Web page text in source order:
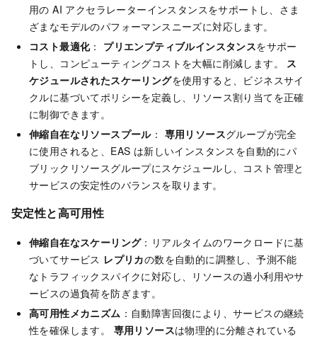
用の AI アクセラレーターインスタンスをサポートし、さま
ざまなモデルのパフォーマンスニーズに対応します。
コスト最適化： プリエンプティブルインスタンスをサポー
トし、コンピューティングコストを大幅に削減します。 ス
ケジュールされたスケーリングを使用すると、ビジネスサイ
クルに基づいてポリシーを定義し、リソース割り当てを正確
に制御できます。
伸縮自在なリソースプール： 専用リソースグループが完全
に使用されると、EAS は新しいインスタンスを自動的にパ
ブリックリソースグループにスケジュールし、コスト管理と
サービスの安定性のバランスを取ります。
安定性と高可用性
伸縮自在なスケーリング：リアルタイムのワークロードに基
づいてサービス レプリカの数を自動的に調整し、予測不能
なトラフィックスパイクに対応し、リソースの過小利用やサ
ービスの過負荷を防ぎます。
高可用性メカニズム ：自動障害回復により、サービスの継続
性を確保します。 専用リソースは物理的に分離されている